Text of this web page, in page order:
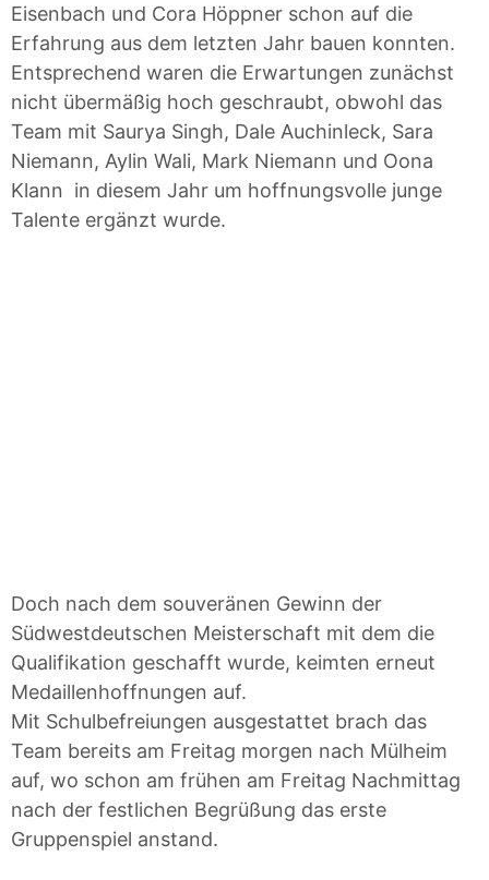
Eisenbach und Cora Höppner schon auf die
Erfahrung aus dem letzten Jahr bauen konnten.
Entsprechend waren die Erwartungen zunächst
nicht übermäßig hoch geschraubt, obwohl das
Team mit Saurya Singh, Dale Auchinleck, Sara
Niemann, Aylin Wali, Mark Niemann und Oona
Klann in diesem Jahr um hoffnungsvolle junge
Talente ergänzt wurde.
Doch nach dem souveränen Gewinn der
Südwestdeutschen Meisterschaft mit dem die
Qualifikation geschafft wurde, keimten erneut
Medaillenhoffnungen auf.
Mit Schulbefreiungen ausgestattet brach das
Team bereits am Freitag morgen nach Mülheim
auf, wo schon am frühen am Freitag Nachmittag
nach der festlichen Begrüßung das erste
Gruppenspiel anstand.